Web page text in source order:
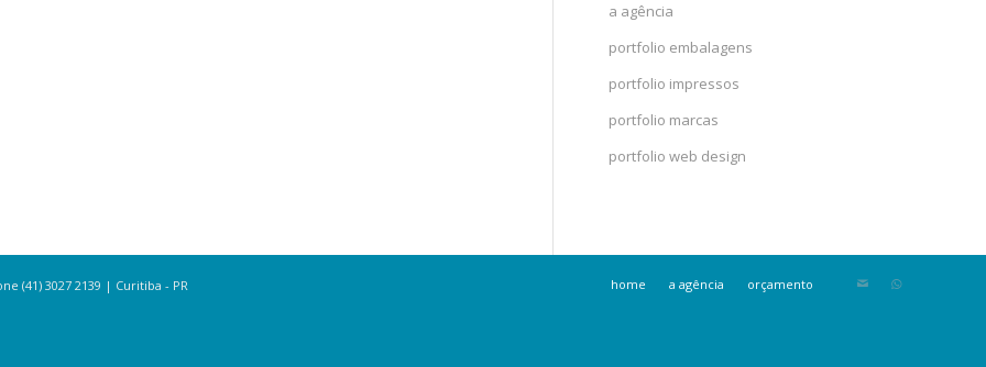
a agência
portfolio embalagens
portfolio impressos
portfolio marcas
portfolio web design
(41) 3027 2139 | Curitiba - PR home a agência orçamento